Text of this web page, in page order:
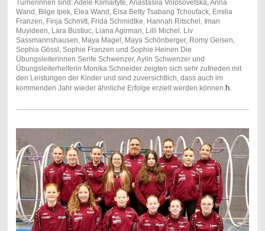
Turnerinnen sind: Adele Klimaityte, Anastasiia Volosovetska, Anna
Wand, Bilge Ipek, Elea Wand, Elsa Betty Tsabang Tchoufack, Emilia
Franzen, Finja Schmitt, Frida Schmidtke, Hannah Ritschel, Iman
Muyideen, Lara Bustiuc, Liana Agirman, Lilli Michel, Liv
Sassmannshausen, Maya Magel, Maya Schönberger, Romy Geisen,
Sophia Gössl, Sophie Franzen und Sophie Heinen Die
Übungsleiterinnen Serife Schwenzer, Aylin Schwenzer und
Übungsleiterhelferin Monika Schneider zeigten sich sehr zufrieden mit
den Leistungen der Kinder und sind zuversichtlich, dass auch im
kommenden Jahr wieder ähnliche Erfolge erzielt werden können.h.